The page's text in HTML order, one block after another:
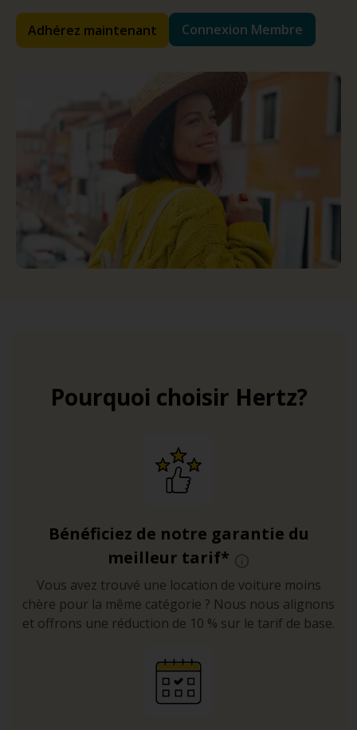
Adhérez maintenant Connexion Membre
Pourquoi choisir Hertz?
Bénéficiez de notre garantie du
meilleur tarif*
Vous avez trouvé une location de voiture moins
chère pour la même catégorie ? Nous nous alignons
et offrons une réduction de 10 % sur le tarif de base.